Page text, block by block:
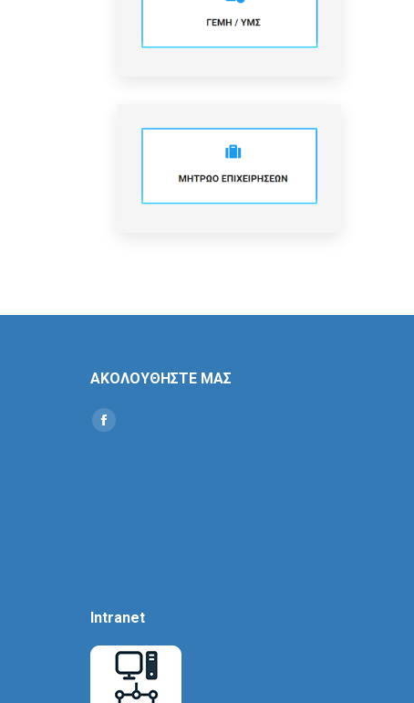
ΑΚΟΛΟΥΘΗΣΤΕ ΜΑΣ
Find us on:
Social
Intranet